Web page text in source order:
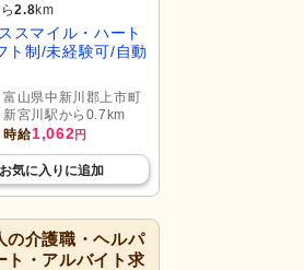
2.8km
スマイル・ハート
ト制/未経験可/自動
富山県中新川郡上市町
新宮川駅から0.7km
時給1,062円
お気に入り に追加
の介護職・ヘルパ
ト・アルバイト求